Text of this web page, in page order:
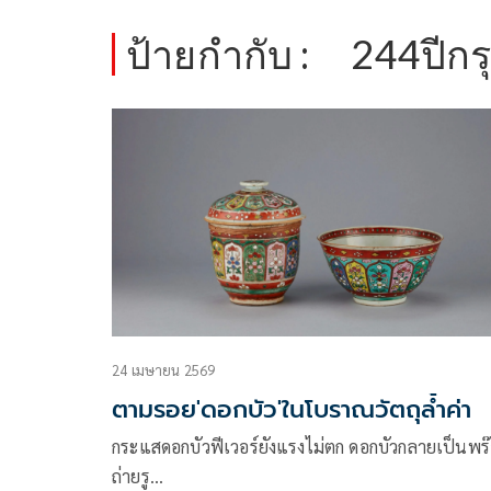
ป้ายกำกับ : 244ปีก
24 เมษายน 2569
ตามรอย'ดอกบัว'ในโบราณวัตถุล้ำค่า
กระแสดอกบัวฟีเวอร์ยังแรงไม่ตก ดอกบัวกลายเป็นพ
ถ่ายรู…